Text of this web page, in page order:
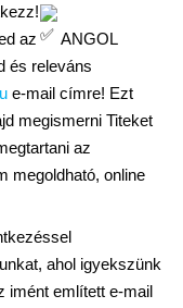
az
ANGOL
és releváns
e-mail címre! Ezt
megismerni Titeket
az
megoldható, online
ahol igyekszünk
imént említett e-mail